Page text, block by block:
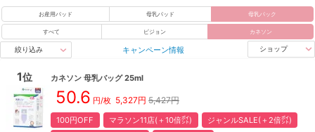
お産用パッド 母乳パッド 母乳パック
すべて ピジョン カネソン
絞り込み キャンペーン情報 ショップ
1位 カネソン 母乳バッグ 25ml
50.6 円/枚 5,327円 5,427円
100円OFF マラソン11店(＋10倍㌽)
ジャンルSALE(＋2倍㌽)